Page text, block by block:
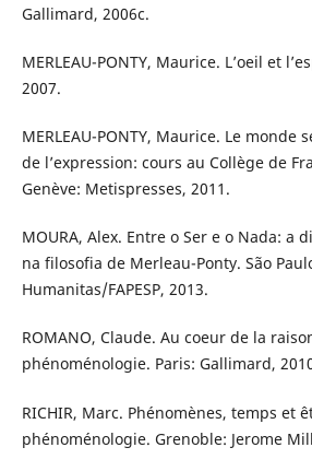
Gallimard, 2006c.
MERLEAU-PONTY, Maurice. L’oeil et
2007.
MERLEAU-PONTY, Maurice. Le monde
de l’expression: cours au Collège de
Genève: Metispresses, 2011.
MOURA, Alex. Entre o Ser e o Nada: a
na filosofia de Merleau-Ponty. São
Humanitas/FAPESP, 2013.
ROMANO, Claude. Au coeur de la
phénoménologie. Paris: Gallimard,
RICHIR, Marc. Phénomènes, temps et
phénoménologie. Grenoble: Jerome